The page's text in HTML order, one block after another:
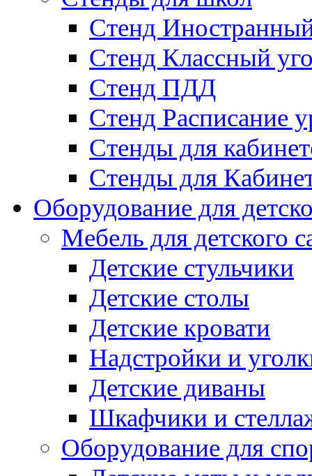
Стенд
Стенд Классный
Стенд ПДД
Стенд Расписание
Стенды для
Стенды для
Оборудование для
Мебель для детского
Детские стульчики
Детские столы
Детские кровати
Надстройки и
Детские диваны
Шкафчики и
Оборудование для